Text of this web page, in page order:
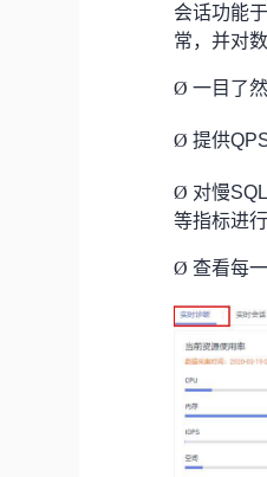
会话功能
常，并对
Ø 一目了
Ø 提供
Ø 对慢
等指标进
Ø 查看每